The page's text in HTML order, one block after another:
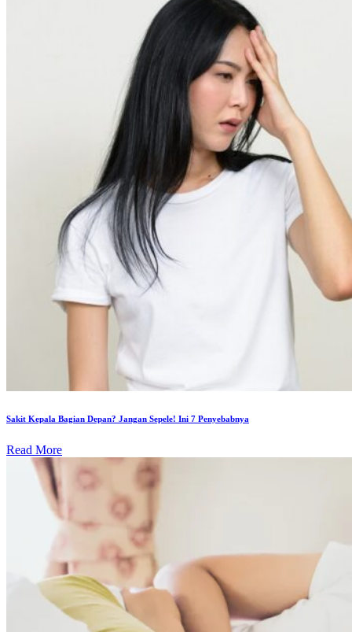
Sakit Kepala Bagian Depan? Jangan Sepele! Ini 7 Penyebabnya
Read More